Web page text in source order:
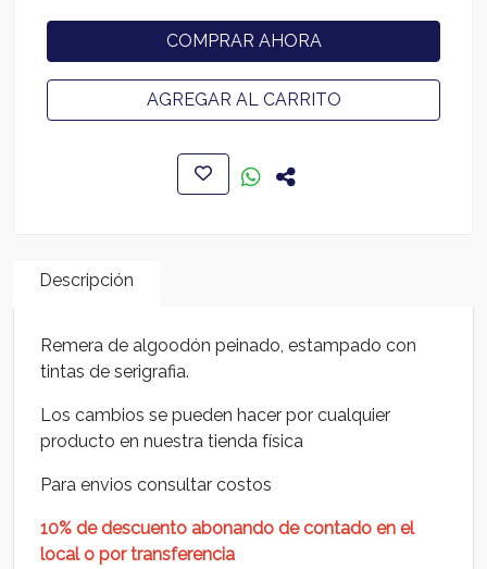
COMPRAR AHORA
AGREGAR AL CARRITO
Descripción
Remera de algoodón peinado, estampado con
tintas de serigrafia.
Los cambios se pueden hacer por cualquier
producto en nuestra tienda física
Para envios consultar costos
10% de descuento abonando de contado en el
local o por transferencia